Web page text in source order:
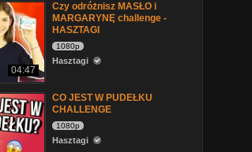
04:47
Czy odróżnisz MASŁO i
MARGARYNĘ challenge -
HASZTAGI
1080p
Hasztagi
CO JEST W PUDEŁKU
CHALLENGE
1080p
Hasztagi